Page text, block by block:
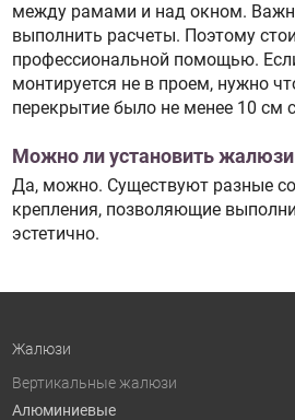
между рамами и над окном.
выполнить расчеты. Поэтому
профессиональной помощью.
монтируется не в проем, нужно
перекрытие было не менее 10 см
Можно ли установить жалюзи
Да, можно. Существуют разные
крепления, позволяющие
эстетично.
Жалюзи
Вертикальные жалюзи
Алюминиевые